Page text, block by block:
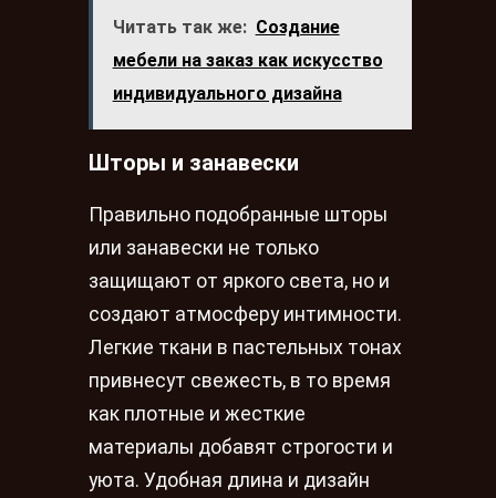
Читать так же: Создание
мебели на заказ как искусство
индивидуального дизайна
Шторы и занавески
Правильно подобранные шторы
или занавески не только
защищают от яркого света, но и
создают атмосферу интимности.
Легкие ткани в пастельных тонах
привнесут свежесть, в то время
как плотные и жесткие
материалы добавят строгости и
уюта. Удобная длина и дизайн